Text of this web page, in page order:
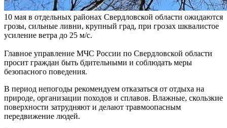
10 мая в отдельных районах Свердловской области ожидаются
грозы, сильные ливни, крупный град, при грозах шквалистое
усиление ветра до 25 м/с.
Главное управление МЧС России по Свердловской области
просит граждан быть бдительными и соблюдать меры
безопасного поведения.
В период непогоды рекомендуем отказаться от отдыха на
природе, организации походов и сплавов. Влажные, скользкие
поверхности затрудняют и делают травмоопасным
передвижение людей.